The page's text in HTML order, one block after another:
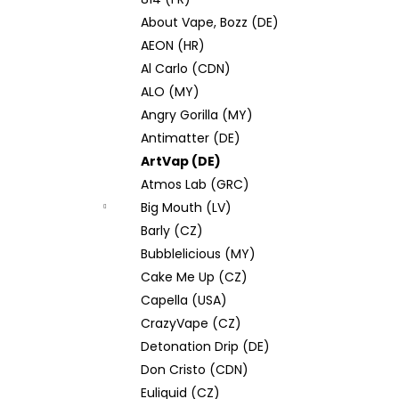
About Vape, Bozz (DE)
AEON (HR)
Al Carlo (CDN)
ALO (MY)
Angry Gorilla (MY)
Antimatter (DE)
ArtVap (DE)
Atmos Lab (GRC)
Big Mouth (LV)
Barly (CZ)
Bubblelicious (MY)
Cake Me Up (CZ)
Capella (USA)
CrazyVape (CZ)
Detonation Drip (DE)
Don Cristo (CDN)
Euliquid (CZ)
JOYETECH BF SS316 ATOMIZER 0,6OHM